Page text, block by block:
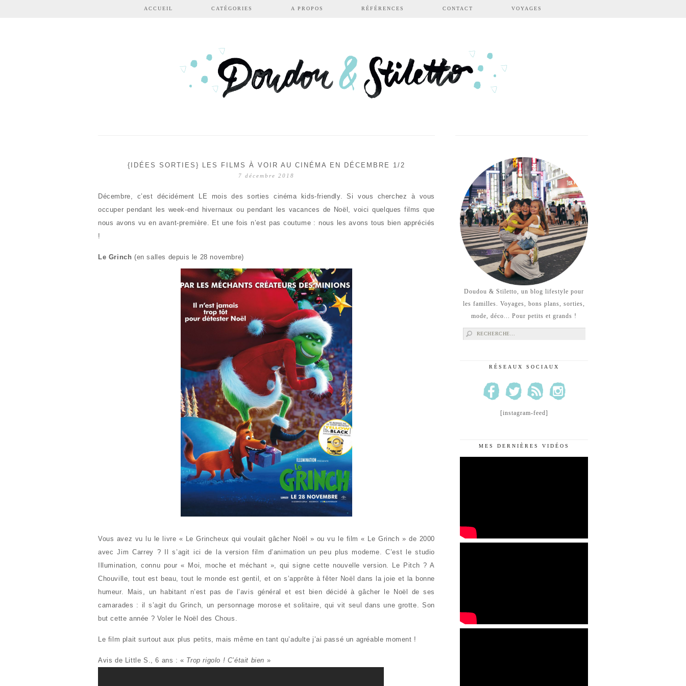
Aller au contenu principal
ACCUEIL CATÉGORIES A PROPOS RÉFÉRENCES CONTACT VOYAGES
{IDÉES SORTIES} LES FILMS À VOIR AU CINÉMA EN DÉCEMBRE 1/2
7 décembre 2018
Décembre, c’est décidément LE mois des sorties cinéma kids-friendly. Si vous cherchez à vous
occuper pendant les week-end hivernaux ou pendant les vacances de Noël, voici quelques films que
nous avons vu en avant-première. Et une fois n’est pas coutume : nous les avons tous bien appréciés
!
Le Grinch (en salles depuis le 28 novembre)
Vous avez vu lu le livre « Le Grincheux qui voulait gâcher Noël » ou vu le film « Le Grinch » de 2000
avec Jim Carrey ? Il s’agit ici de la version film d’animation un peu plus moderne. C’est le studio
Illumination, connu pour « Moi, moche et méchant », qui signe cette nouvelle version. Le Pitch ? A
Chouville, tout est beau, tout le monde est gentil, et on s’apprête à fêter Noël dans la joie et la bonne
humeur. Mais, un habitant n’est pas de l’avis général et est bien décidé à gâcher le Noël de ses
camarades : il s’agit du Grinch, un personnage morose et solitaire, qui vit seul dans une grotte. Son
but cette année ? Voler le Noël des Chous.
Le film plait surtout aux plus petits, mais même en tant qu’adulte j’ai passé un agréable moment !
Avis de Little S., 6 ans : « Trop rigolo ! C’était bien »
Doudou & Stiletto, un blog lifestyle pour
les familles. Voyages, bons plans, sorties,
mode, déco... Pour petits et grands !
Rechercher :
RÉSEAUX SOCIAUX
[instagram-feed]
MES DERNIÈRES VIDÉOS